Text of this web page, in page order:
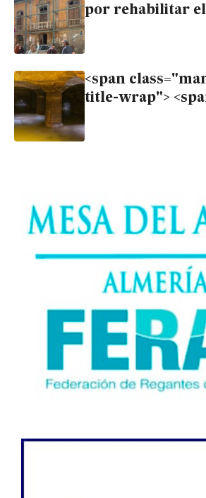
por rehabilitar el
<span
title-wrap"> <span
Overa mostrará
los depósitos de